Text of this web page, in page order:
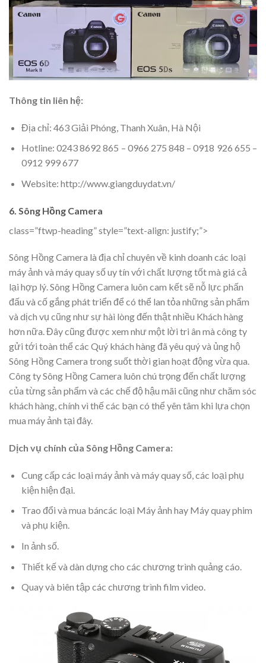
Thông tin liên hệ:
Địa chỉ: 463 Giải Phóng, Thanh Xuân, Hà Nội
Hotline: 0243 8692 865 – 0966 275 848 – 0918 926 655 –
0912 999 677
Website: http://www.giangduydat.vn/
6. Sông Hồng Camera
class=”ftwp-heading” style=”text-align: justify;”>
Sông Hồng Camera là địa chỉ chuyên về kinh doanh các loại
máy ảnh và máy quay số uy tín với chất lượng tốt mà giá cả
lại hợp lý. Sông Hồng Camera luôn cam kết sẽ nỗ lực phấn
đấu và cố gắng phát triển để có thể lan tỏa những sản phẩm
và dịch vụ cũng như sự hài lòng đến thật nhiều Khách hàng
hơn nữa. Đây cũng được xem như một lời tri ân mà công ty
gửi tới toàn thể các Quý khách hàng đã yêu quý và ủng hộ
Sông Hồng Camera trong suốt thời gian hoạt động vừa qua.
Công ty Sông Hồng Camera luôn chú trọng đến chất lượng
của từng sản phẩm và các chế độ hậu mãi cũng như chăm sóc
khách hàng, chính vì thế các bạn có thể yên tâm khi lựa chọn
mua máy ảnh tại đây.
Dịch vụ chính của Sông Hồng Camera:
Cung cấp các loại máy ảnh và máy quay số, các loại phụ
kiện hiện đại.
Trao đổi và mua báncác loại Máy ảnh hay Máy quay phim
và phụ kiện.
In ảnh số.
Thiết kế và dàn dựng cho các chương trình quảng cáo.
Quay và biên tập các chương trình film video.